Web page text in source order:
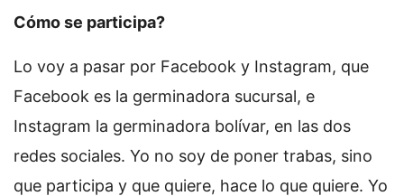
Cómo se participa?
Lo voy a pasar por Facebook y Instagram, que
Facebook es la germinadora sucursal, e
Instagram la germinadora bolívar, en las dos
redes sociales. Yo no soy de poner trabas, sino
que participa y que quiere, hace lo que quiere. Yo